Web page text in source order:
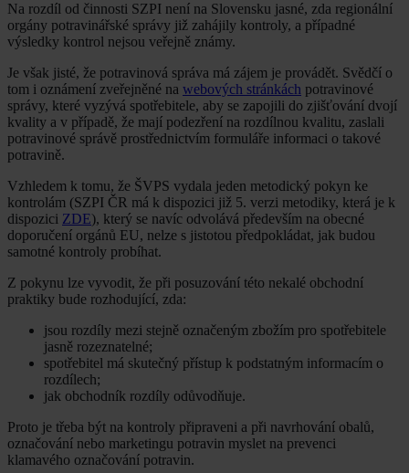
Na rozdíl od činnosti SZPI není na Slovensku jasné, zda regionální
orgány potravinářské správy již zahájily kontroly, a případné
výsledky kontrol nejsou veřejně známy.
Je však jisté, že potravinová správa má zájem je provádět. Svědčí o
tom i oznámení zveřejněné na webových stránkách potravinové
správy, které vyzývá spotřebitele, aby se zapojili do zjišťování dvojí
kvality a v případě, že mají podezření na rozdílnou kvalitu, zaslali
potravinové správě prostřednictvím formuláře informaci o takové
potravině.
Vzhledem k tomu, že ŠVPS vydala jeden metodický pokyn ke
kontrolám (SZPI ČR má k dispozici již 5. verzi metodiky, která je k
dispozici ZDE), který se navíc odvolává především na obecné
doporučení orgánů EU, nelze s jistotou předpokládat, jak budou
samotné kontroly probíhat.
Z pokynu lze vyvodit, že při posuzování této nekalé obchodní
praktiky bude rozhodující, zda:
jsou rozdíly mezi stejně označeným zbožím pro spotřebitele
jasně rozeznatelné;
spotřebitel má skutečný přístup k podstatným informacím o
rozdílech;
jak obchodník rozdíly odůvodňuje.
Proto je třeba být na kontroly připraveni a při navrhování obalů,
označování nebo marketingu potravin myslet na prevenci
klamavého označování potravin.